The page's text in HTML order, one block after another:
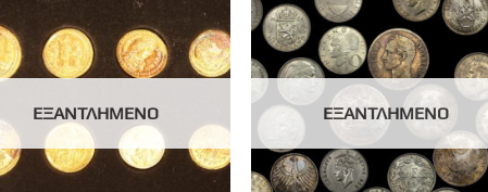
ΕΞΑΝΤΛΗΜΈΝΟ ΕΞΑΝΤΛΗΜΈΝΟ